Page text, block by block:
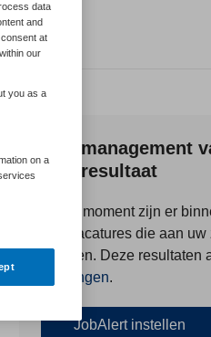
Zorgmanagement
zoekresultaat
Op dit moment zijn er
124 vacatures die aan
voldoen. Deze resultaten
ontvangen.
JobAlert instellen
data
and
at
our
you as a
on a